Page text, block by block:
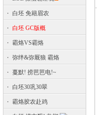
白坯 免籍眉农
白坯 GC版概
霸烙VS霸烙
弥绊&弥厩狼 霸烙
蔓默! 捞芭芭电!~
白坯30巩30翠
霸烙胶农赴鸡